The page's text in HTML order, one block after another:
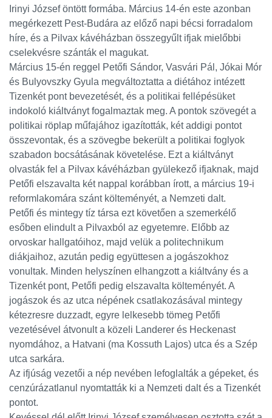
Irinyi József öntött formába. Március 14-én este azonban
megérkezett Pest-Budára az előző napi bécsi forradalom
híre, és a Pilvax kávéházban összegyűlt ifjak mielőbbi
cselekvésre szánták el magukat.
Március 15-én reggel Petőfi Sándor, Vasvári Pál, Jókai Mór
és Bulyovszky Gyula megváltoztatta a diétához intézett
Tizenkét pont bevezetését, és a politikai fellépésüket
indokoló kiáltványt fogalmaztak meg. A pontok szövegét a
politikai röplap műfajához igazították, két addigi pontot
összevontak, és a szövegbe bekerült a politikai foglyok
szabadon bocsátásának követelése. Ezt a kiáltványt
olvasták fel a Pilvax kávéházban gyülekező ifjaknak, majd
Petőfi elszavalta két nappal korábban írott, a március 19-i
reformlakomára szánt költeményét, a Nemzeti dalt.
Petőfi és mintegy tíz társa ezt követően a szemerkélő
esőben elindult a Pilvaxból az egyetemre. Előbb az
orvoskar hallgatóihoz, majd velük a politechnikum
diákjaihoz, azután pedig együttesen a jogászokhoz
vonultak. Minden helyszínen elhangzott a kiáltvány és a
Tizenkét pont, Petőfi pedig elszavalta költeményét. A
jogászok és az utca népének csatlakozásával mintegy
kétezresre duzzadt, egyre lelkesebb tömeg Petőfi
vezetésével átvonult a közeli Landerer és Heckenast
nyomdához, a Hatvani (ma Kossuth Lajos) utca és a Szép
utca sarkára.
Az ifjúság vezetői a nép nevében lefoglalták a gépeket, és
cenzúrázatlanul nyomtatták ki a Nemzeti dalt és a Tizenkét
pontot.